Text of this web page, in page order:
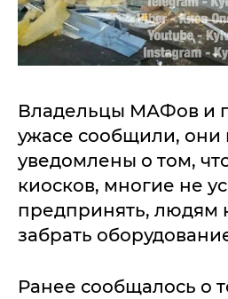
Владельцы МАФов и
ужасе сообщили, они
уведомлены о том,
киосков, многие не
предпринять, людям
забрать
Ранее сообщалось о